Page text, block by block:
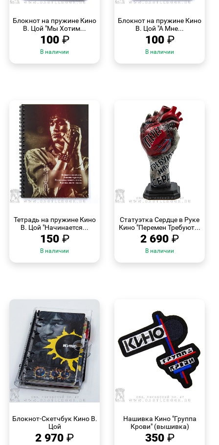
Блокнот на пружине Кино
В. Цой "Мы Хотим...
100 ₽
В наличии
Блокнот на пружине Кино
В. Цой "А Мне...
100 ₽
В наличии
Тетрадь на пружине Кино
В. Цой "Начинается...
150 ₽
В наличии
Статуэтка Сердце в Руке
Кино "Перемен Требуют...
2 690 ₽
В наличии
Блокнот-Скетчбук Кино В.
Цой
2 970 ₽
Нашивка Кино "Группа
Крови" (вышивка)
350 ₽